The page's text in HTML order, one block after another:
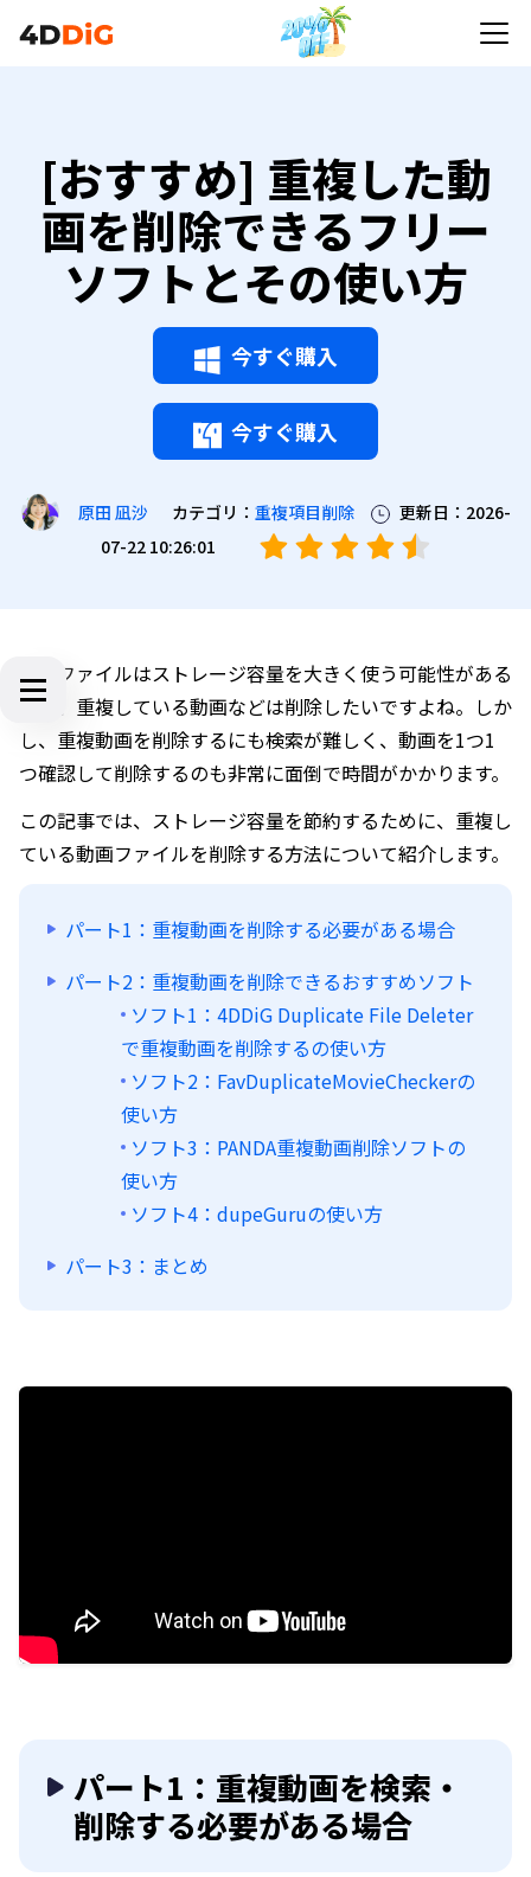
[おすすめ] 重複した動
画を削除できるフリー
ソフトとその使い方
今すぐ購入
今すぐ購入
原田 凪沙 カテゴリ： 重複項目削除
更新日：2026-
07-22 10:26:01
動画ファイルはストレージ容量を大きく使う可能性がある
ため、重複している動画などは削除したいですよね。しか
し、重複動画を削除するにも検索が難しく、動画を1つ1
つ確認して削除するのも非常に面倒で時間がかかります。
この記事では、ストレージ容量を節約するために、重複し
ている動画ファイルを削除する方法について紹介します。
パート1：重複動画を削除する必要がある場合
パート2：重複動画を削除できるおすすめソフト
ソフト1：4DDiG Duplicate File Deleter
で重複動画を削除するの使い方
ソフト2：FavDuplicateMovieCheckerの
使い方
ソフト3：PANDA重複動画削除ソフトの
使い方
ソフト4：dupeGuruの使い方
パート3：まとめ
パート1：重複動画を検索・
削除する必要がある場合